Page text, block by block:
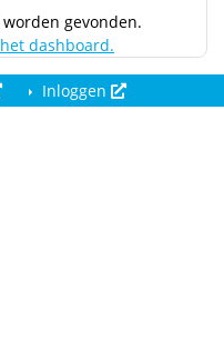
gevonden.
dashboard.
Inloggen